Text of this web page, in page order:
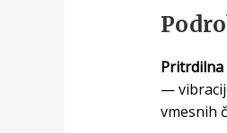
Pritrdilna
—
vmesnih